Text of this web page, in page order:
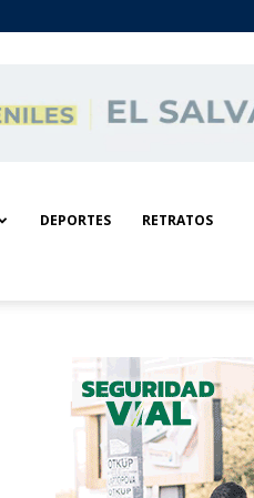
DEPORTES RETRATOS